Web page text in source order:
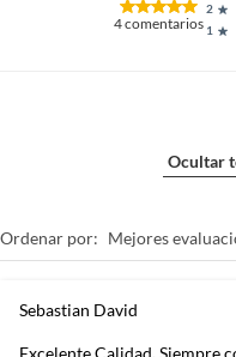
Modelo
Color
4comentarios 1
2
Ocultar
Ordenar por: Mejores
Sebastian David
Excelente Calidad. Siempre